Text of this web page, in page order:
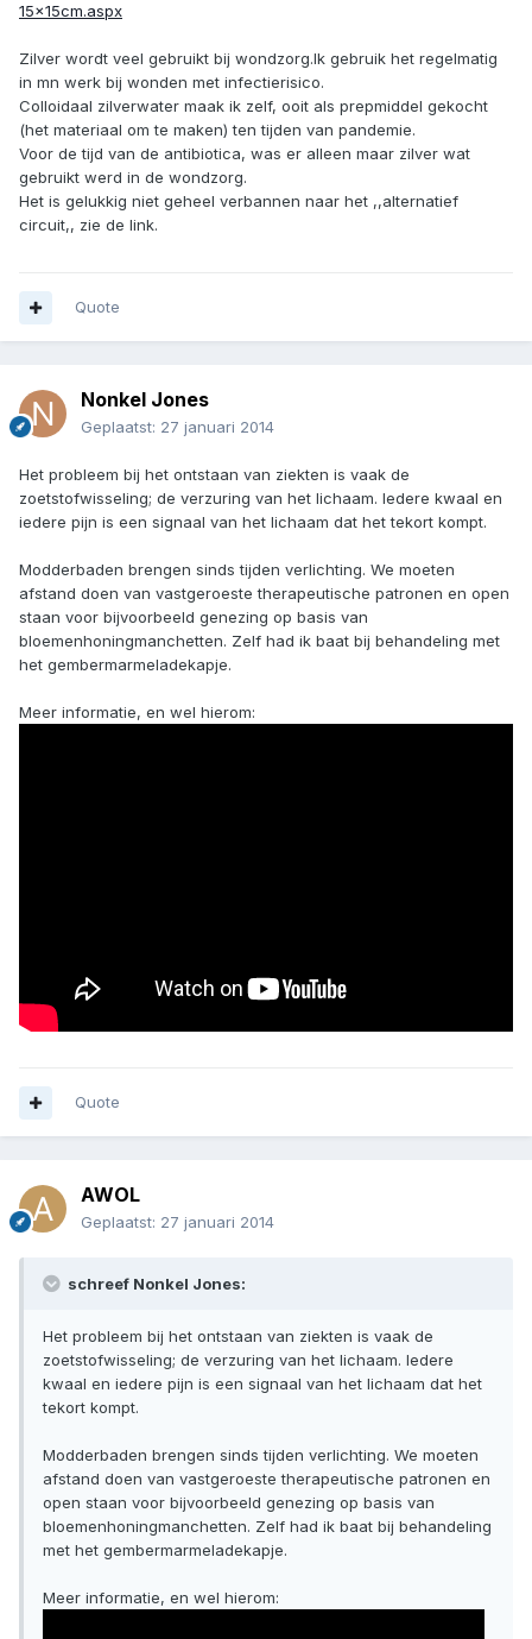
15x15cm.aspx
Zilver wordt veel gebruikt bij wondzorg.Ik gebruik het regelmatig
in mn werk bij wonden met infectierisico.
Colloidaal zilverwater maak ik zelf, ooit als prepmiddel gekocht
(het materiaal om te maken) ten tijden van pandemie.
Voor de tijd van de antibiotica, was er alleen maar zilver wat
gebruikt werd in de wondzorg.
Het is gelukkig niet geheel verbannen naar het ,,alternatief
circuit,, zie de link.
Quote
Nonkel Jones
Geplaatst: 27 januari 2014
Het probleem bij het ontstaan van ziekten is vaak de
zoetstofwisseling; de verzuring van het lichaam. Iedere kwaal en
iedere pijn is een signaal van het lichaam dat het tekort kompt.
Modderbaden brengen sinds tijden verlichting. We moeten
afstand doen van vastgeroeste therapeutische patronen en open
staan voor bijvoorbeeld genezing op basis van
bloemenhoningmanchetten. Zelf had ik baat bij behandeling met
het gembermarmeladekapje.
Meer informatie, en wel hierom:
Quote
AWOL
Geplaatst: 27 januari 2014
schreef Nonkel Jones:
Het probleem bij het ontstaan van ziekten is vaak de
zoetstofwisseling; de verzuring van het lichaam. Iedere
kwaal en iedere pijn is een signaal van het lichaam dat het
tekort kompt.
Modderbaden brengen sinds tijden verlichting. We moeten
afstand doen van vastgeroeste therapeutische patronen en
open staan voor bijvoorbeeld genezing op basis van
bloemenhoningmanchetten. Zelf had ik baat bij behandeling
met het gembermarmeladekapje.
Meer informatie, en wel hierom: